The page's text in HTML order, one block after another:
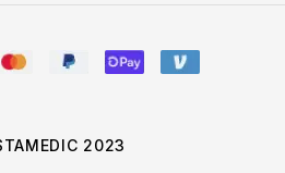
2023